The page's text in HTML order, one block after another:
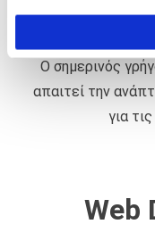
Ο σημερινός
απαιτεί την
για
Web